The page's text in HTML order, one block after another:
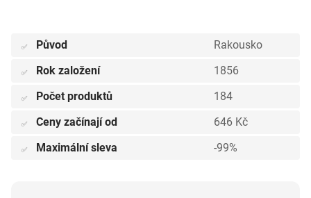
✅ Původ Rakousko
✅ Rok založení 1856
✅ Počet produktů 184
✅ Ceny začínají od 646 Kč
✅ Maximální sleva -99%